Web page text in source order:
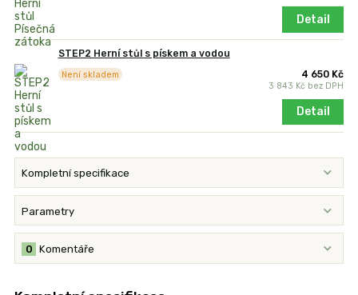
Detail
STEP2 Herní stůl s pískem a vodou
4 650 Kč
3 843 Kč bez DPH
Není skladem
Detail
Kompletní specifikace
Parametry
Komentáře
0